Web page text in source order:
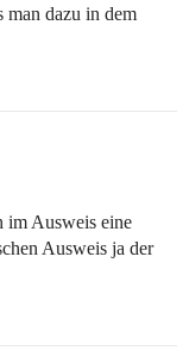
man dazu in dem
im Ausweis eine
Ausweis ja der